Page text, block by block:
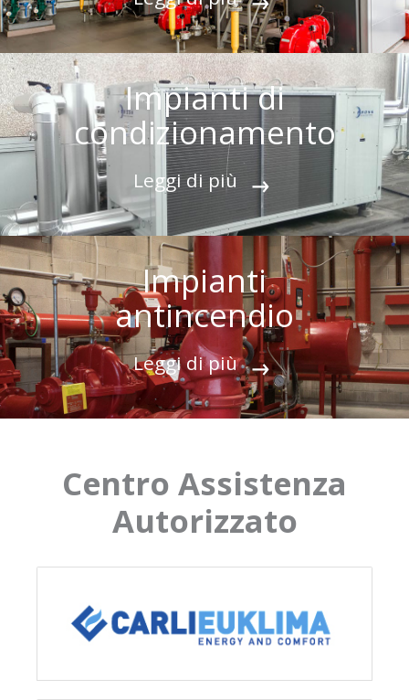
Impianti di
condizionamento
Leggi di più
Impianti
antincendio
Leggi di più
Centro Assistenza
Autorizzato